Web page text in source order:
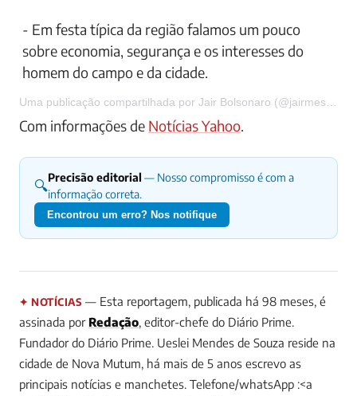
‪- Em festa típica da região falamos um pouco
sobre economia, segurança e os interesses do
homem do campo e da cidade.‬
Com informações de Notícias Yahoo.
🔍Precisão editorial — Nosso compromisso é com a
informação correta.
Encontrou um erro? Nos notifique
✦ NOTÍCIAS — Esta reportagem, publicada há 98 meses, é
assinada por Redação, editor-chefe do Diário Prime.
Fundador do Diário Prime. Ueslei Mendes de Souza reside na
cidade de Nova Mutum, há mais de 5 anos escrevo as
principais notícias e manchetes. Telefone/whatsApp :<a